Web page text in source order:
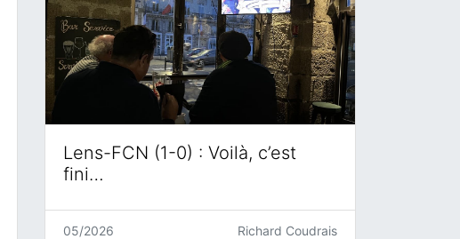
Lens-FCN (1-0) : Voilà, c’est
fini…
05/2026 Richard Coudrais